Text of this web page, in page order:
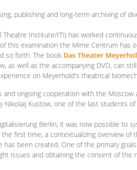
publishing and long-term archiving of
Institute/ITI) has worked
this examination the Mime Centrum has
so forth. The book Das Theater
as well as the accompanying DVD, can
on Meyerhold's theatrical
ongoing cooperation with the Moscow
Nikolaij Kustow, one of the last students
Berlin, it was now possible to
first time, a contextualizing overview of
been created. One of the primary
issues and obtaining the consent of the